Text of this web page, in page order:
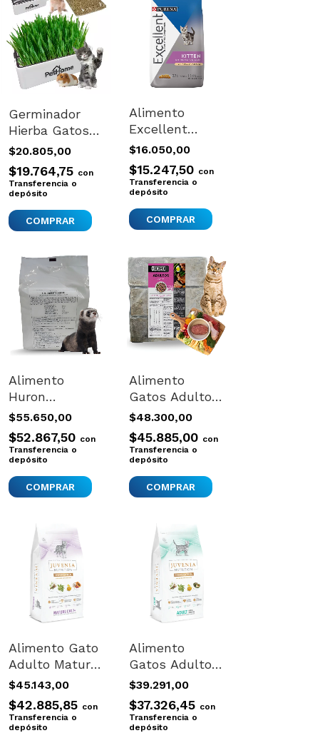
Germinador
Hierba Gatos
Cobayos
Conejos Brotes
Hidropónicos
$20.805,00
$19.764,75 con
Transferencia o
depósito
COMPRAR
Alimento
Excellent
Kitten Para
Gato De
Temprana
Edad De Raza
Pequeña Sabor
Pollo Y Arroz
$16.050,00
$15.247,50 con
Transferencia o
depósito
Alimento
Huron
Balanceado
Completo The
Ferrets Choice
1.8 Kg Natural
$55.650,00
$52.867,50 con
Transferencia o
depósito
Alimento
Gatos Adultos
Natural Firts
3kg
$48.300,00
$45.885,00 con
Transferencia o
depósito
Alimento Gato
Adulto Mature
7 + Resveratrol
Juvenia 3kg
$45.143,00
$42.885,85 con
Transferencia o
depósito
Alimento
Gatos Adulto
Ultra Premium
Resveratrol
Juvenia 3kg
$39.291,00
$37.326,45 con
Transferencia o
depósito